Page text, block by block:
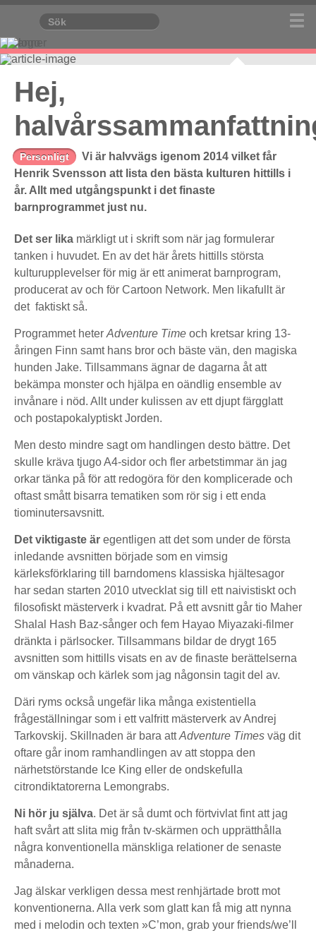
Hej,
Personligt
Vi är halvvägs igenom 2014 vilket får
Henrik Svensson att lista den bästa kulturen hittills i
år. Allt med utgångspunkt i det finaste
barnprogrammet just nu.
Det ser lika märkligt ut i skrift som när jag formulerar
tanken i huvudet. En av det här årets hittills största
kulturupplevelser för mig är ett animerat barnprogram,
producerat av och för Cartoon Network. Men likafullt är
det faktiskt så.
Programmet heter Adventure Time och kretsar kring 13-
åringen Finn samt hans bror och bäste vän, den magiska
hunden Jake. Tillsammans ägnar de dagarna åt att
bekämpa monster och hjälpa en oändlig ensemble av
invånare i nöd. Allt under kulissen av ett djupt färgglatt
och postapokalyptiskt Jorden.
Men desto mindre sagt om handlingen desto bättre. Det
skulle kräva tjugo A4-sidor och fler arbetstimmar än jag
orkar tänka på för att redogöra för den komplicerade och
oftast smått bisarra tematiken som rör sig i ett enda
tiominutersavsnitt.
Det viktigaste är egentligen att det som under de första
inledande avsnitten började som en vimsig
kärleksförklaring till barndomens klassiska hjältesagor
har sedan starten 2010 utvecklat sig till ett naivistiskt och
filosofiskt mästerverk i kvadrat. På ett avsnitt går tio Maher
Shalal Hash Baz-sånger och fem Hayao Miyazaki-filmer
dränkta i pärlsocker. Tillsammans bildar de drygt 165
avsnitten som hittills visats en av de finaste berättelserna
om vänskap och kärlek som jag någonsin tagit del av.
Däri ryms också ungefär lika många existentiella
frågeställningar som i ett valfritt mästerverk av Andrej
Tarkovskij. Skillnaden är bara attAdventure Times väg dit
oftare går inom ramhandlingen av att stoppa den
närhetstörstande Ice King eller de ondskefulla
citrondiktatorerna Lemongrabs.
Ni hör ju själva. Det är så dumt och förtvivlat fint att jag
haft svårt att slita mig från tv-skärmen och upprätthålla
några konventionella mänskliga relationer de senaste
månaderna.
Jag älskar verkligen dessa mest renhjärtade brott mot
konventionerna. Alla verk som glatt kan få mig att nynna
med i melodin och texten »C’mon, grab your friends/we’ll